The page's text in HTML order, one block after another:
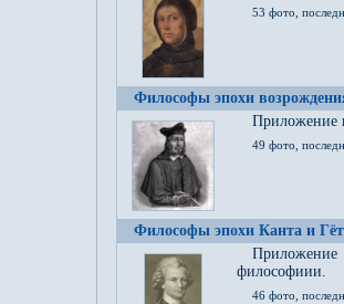
53 фото,
Философы эпохи
Приложение
49 фото,
Философы эпохи Канта и
философиии.
46 фото,